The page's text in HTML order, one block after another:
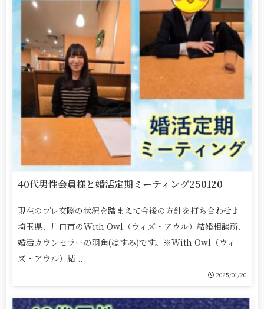
40代男性会員様と婚活定期ミーティング250120
現在のプレ交際の状況を踏まえて今後の方針を打ち合わせ♪
埼玉県、川口市のWith Owl（ウィズ・アウル）結婚相談所、
婚活カウンセラーの羽角(はすみ)です。※With Owl（ウィ
ズ・アウル）結...
2025/01/20